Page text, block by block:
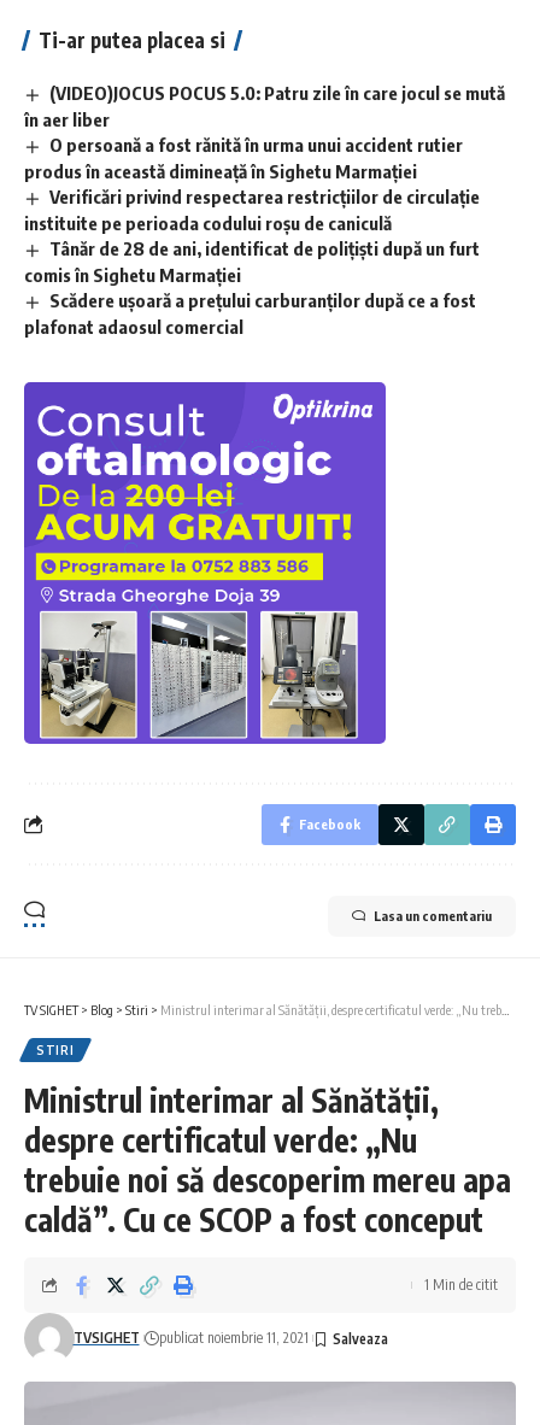
Ti-ar putea placea si
(VIDEO)JOCUS POCUS 5.0: Patru zile în care jocul se mută
în aer liber
O persoană a fost rănită în urma unui accident rutier
produs în această dimineață în Sighetu Marmației
Verificări privind respectarea restricțiilor de circulație
instituite pe perioada codului roșu de caniculă
Tânăr de 28 de ani, identificat de polițiști după un furt
comis în Sighetu Marmației
Scădere ușoară a prețului carburanților după ce a fost
plafonat adaosul comercial
Facebook
Lasa un comentariu
TV SIGHET> Blog > Stiri > Ministrul interimar al Sănătății, despre certificatul verde: „Nu trebuie noi să descoperim mereu apa caldă”. Cu ce SCOP a fost conceput
STIRI
Ministrul interimar al Sănătății,
despre certificatul verde: „Nu
trebuie noi să descoperim mereu apa
caldă”. Cu ce SCOP a fost conceput
TVSIGHET publicat noiembrie 11, 2021
1 Min de citit